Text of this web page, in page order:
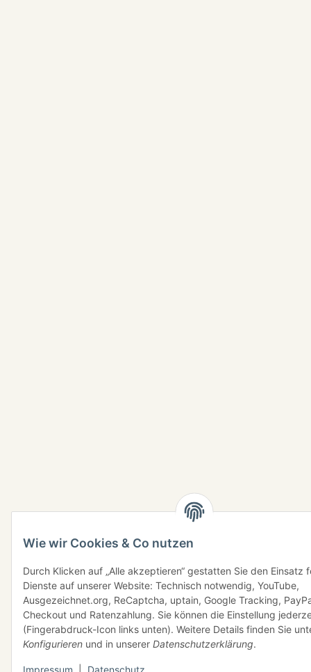
Wie wir Cookies & Co nutzen
Durch Klicken auf „Alle akzeptieren“ gestatten Sie den Einsatz
Dienste auf unserer Website: Technisch notwendig, YouTube,
Ausgezeichnet.org, ReCaptcha, uptain, Google Tracking,
Checkout und Ratenzahlung. Sie können die Einstellung
(Fingerabdruck-Icon links unten). Weitere Details finden Sie
Konfigurieren und in unserer Datenschutzerklärung.